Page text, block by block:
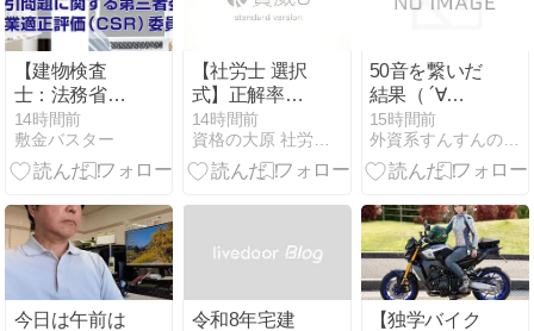
【建物検査
士：法務省認
証 日本不動産
仲裁機構
（ADR）の
資格』
14時間前
敷金バスター
【社労士 選択
式】正解率
69％！老齢給
付金の請求可
能年齢【確定
14時間前
資格の大原 社労士ブログ
50音を繋いだ
結果（ ´∀
｀）！？日本
語処理から学
ぶこと
15時間前
外資系すんすんの秘密メモ｜人生を豊かにする考え方と戦略
今日は午前は
令和8年宅建
【独学バイク